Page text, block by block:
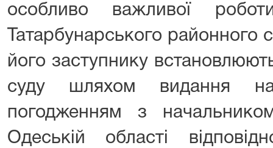
особливо важливої
Татарбунарського районного
його заступнику
суду шляхом видання
погодженням з
Одеській області